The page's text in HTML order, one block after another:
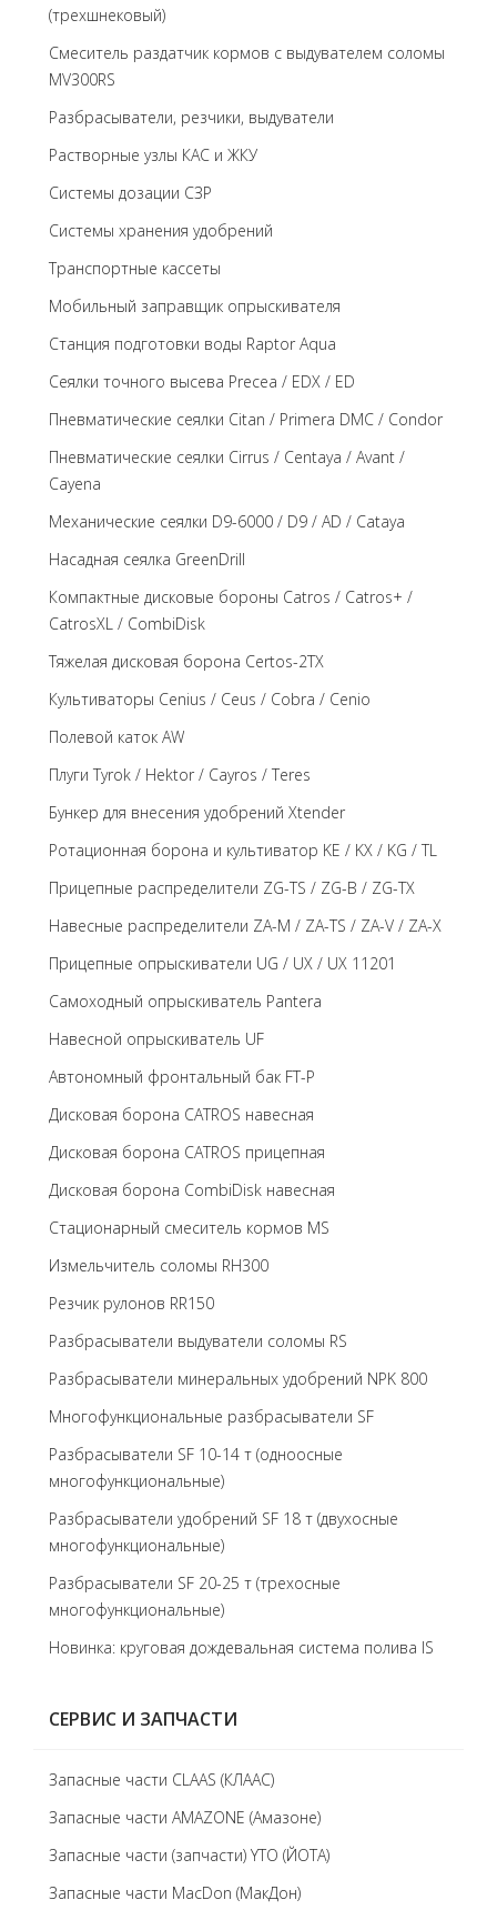
(трехшнековый)
Cмеситель раздатчик кормов с выдувателем соломы
MV300RS
Разбрасыватели, резчики, выдуватели
Растворные узлы КАС и ЖКУ
Системы дозации СЗР
Системы хранения удобрений
Транспортные кассеты
Мобильный заправщик опрыскивателя
Станция подготовки воды Raptor Aqua
Сеялки точного высева Precea / EDX / ED
Пневматические сеялки Citan / Primera DMC / Condor
Пневматические сеялки Cirrus / Centaya / Avant /
Cayena
Механические сеялки D9-6000 / D9 / AD / Cataya
Насадная сеялка GreenDrill
Компактные дисковые бороны Catros / Catros+ /
CatrosXL / CombiDisk
Тяжелая дисковая борона Certos-2TX
Культиваторы Cenius / Ceus / Cobra / Cenio
Полевой каток AW
Плуги Tyrok / Hektor / Cayros / Teres
Бункер для внесения удобрений Xtender
Ротационная борона и культиватор KE / KX / KG / TL
Прицепные распределители ZG-TS / ZG-B / ZG-TX
Навесные распределители ZA-M / ZA-TS / ZA-V / ZA-X
Прицепные опрыскиватели UG / UX / UX 11201
Самоходный опрыскиватель Pantera
Навесной опрыскиватель UF
Автономный фронтальный бак FT-P
Дисковая борона CATROS навесная
Дисковая борона CATROS прицепная
Дисковая борона CombiDisk навесная
Стационарный смеситель кормов MS
Измельчитель соломы RH300
Резчик рулонов RR150
Разбрасыватели выдуватели соломы RS
Разбрасыватели минеральных удобрений NPK 800
Многофункциональные разбрасыватели SF
Разбрасыватели SF 10-14 т (одноосные
многофункциональные)
Разбрасыватели удобрений SF 18 т (двухосные
многофункциональные)
Разбрасыватели SF 20-25 т (трехосные
многофункциональные)
Новинка: круговая дождевальная система полива IS
СЕРВИС И ЗАПЧАСТИ
Запасные части CLAAS (КЛААС)
Запасные части AMAZONE (Амазоне)
Запасные части (запчасти) YTO (ЙОТА)
Запасные части MacDon (МакДон)